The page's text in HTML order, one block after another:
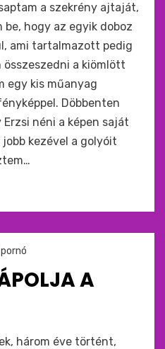
a szekrény ajtaját,
be, hogy az egyik doboz
ami tartalmazott pedig
a kiömlött
egy kis műanyag
Döbbenten
néni a képen saját
kezével a golyóit
A
három éve történt,